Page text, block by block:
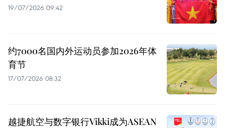
19/07/2026 09:42
约7000名国内外运动员参加2026年体
育节
17/07/2026 08:32
越捷航空与数字银行Vikki成为ASEAN